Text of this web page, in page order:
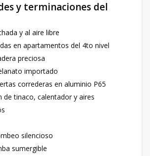
y terminaciones del
y al aire libre
en apartamentos del 4to nivel
preciosa
importado
correderas en aluminio P65
de tinaco, calentador y aires
silencioso
sumergible